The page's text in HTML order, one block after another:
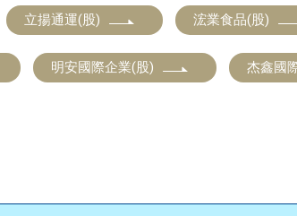
立揚通運(股) 浤業食品(股)
明安國際企業(股) 杰鑫國